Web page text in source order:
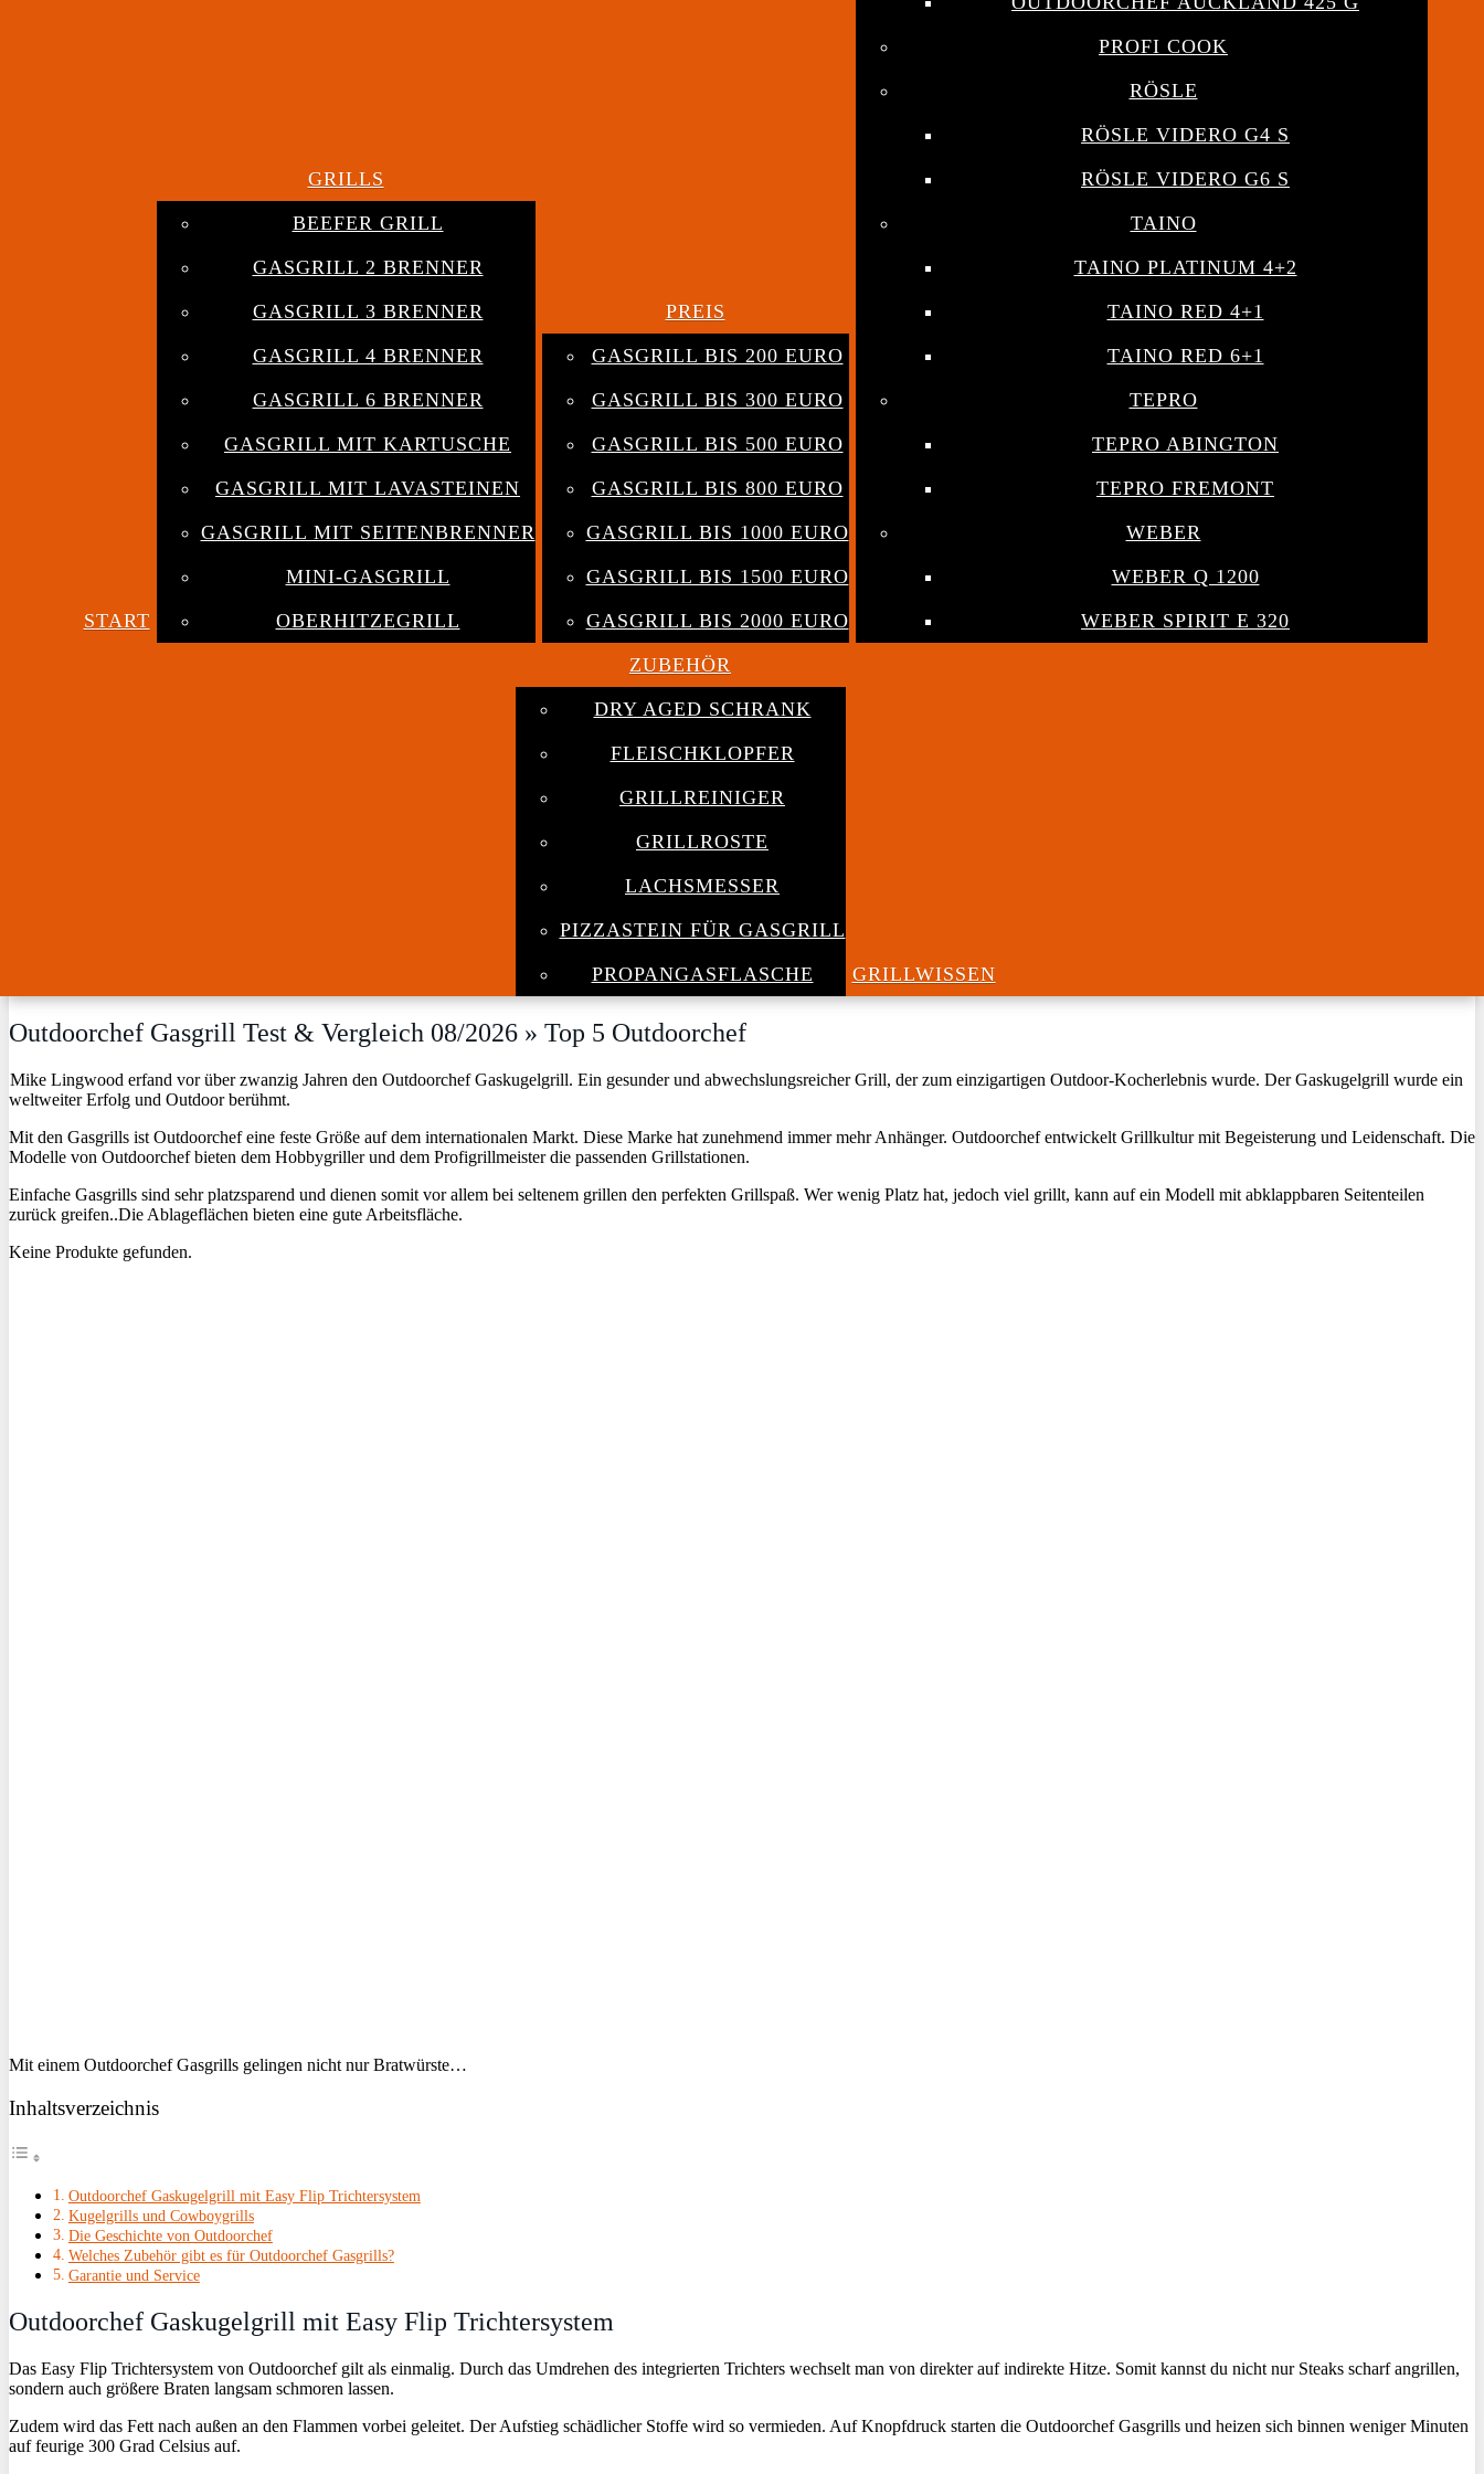
START
GRILLS
BEEFER GRILL
GASGRILL 2 BRENNER
GASGRILL 3 BRENNER
GASGRILL 4 BRENNER
GASGRILL 6 BRENNER
GASGRILL MIT KARTUSCHE
GASGRILL MIT LAVASTEINEN
GASGRILL MIT SEITENBRENNER
MINI-GASGRILL
OBERHITZEGRILL
PREIS
GASGRILL BIS 200 EURO
GASGRILL BIS 300 EURO
GASGRILL BIS 500 EURO
GASGRILL BIS 800 EURO
GASGRILL BIS 1000 EURO
GASGRILL BIS 1500 EURO
GASGRILL BIS 2000 EURO
PROFI COOK
RÖSLE
RÖSLE VIDERO G4 S
RÖSLE VIDERO G6 S
TAINO
TAINO PLATINUM 4+2
TAINO RED 4+1
TAINO RED 6+1
TEPRO
TEPRO ABINGTON
TEPRO FREMONT
WEBER
WEBER Q 1200
WEBER SPIRIT E 320
ZUBEHÖR
DRY AGED SCHRANK
FLEISCHKLOPFER
GRILLREINIGER
GRILLROSTE
LACHSMESSER
PIZZASTEIN FÜR GASGRILL
PROPANGASFLASCHE
GRILLWISSEN
Outdoorchef Gasgrill Test & Vergleich 08/2026 » Top 5 Outdoorchef
Mike Lingwood erfand vor über zwanzig Jahren den Outdoorchef Gaskugelgrill. Ein gesunder und abwechslungsreicher Grill, der zum einzigartigen Outdoor-Kocherlebnis wurde. Der Gaskugelgrill wurde ein
weltweiter Erfolg und Outdoor berühmt.
Mit den Gasgrills ist Outdoorchef eine feste Größe auf dem internationalen Markt. Diese Marke hat zunehmend immer mehr Anhänger. Outdoorchef entwickelt Grillkultur mit Begeisterung und Leidenschaft. Die
Modelle von Outdoorchef bieten dem Hobbygriller und dem Profigrillmeister die passenden Grillstationen.
Einfache Gasgrills sind sehr platzsparend und dienen somit vor allem bei seltenem grillen den perfekten Grillspaß. Wer wenig Platz hat, jedoch viel grillt, kann auf ein Modell mit abklappbaren Seitenteilen
zurück greifen..Die Ablageflächen bieten eine gute Arbeitsfläche.
Keine Produkte gefunden.
Mit einem Outdoorchef Gasgrills gelingen nicht nur Bratwürste…
Inhaltsverzeichnis
Outdoorchef Gaskugelgrill mit Easy Flip Trichtersystem
Kugelgrills und Cowboygrills
Die Geschichte von Outdoorchef
Welches Zubehör gibt es für Outdoorchef Gasgrills?
Garantie und Service
Outdoorchef Gaskugelgrill mit Easy Flip Trichtersystem
Das Easy Flip Trichtersystem von Outdoorchef gilt als einmalig. Durch das Umdrehen des integrierten Trichters wechselt man von direkter auf indirekte Hitze. Somit kannst du nicht nur Steaks scharf angrillen,
sondern auch größere Braten langsam schmoren lassen.
Zudem wird das Fett nach außen an den Flammen vorbei geleitet. Der Aufstieg schädlicher Stoffe wird so vermieden. Auf Knopfdruck starten die Outdoorchef Gasgrills und heizen sich binnen weniger Minuten
auf feurige 300 Grad Celsius auf.